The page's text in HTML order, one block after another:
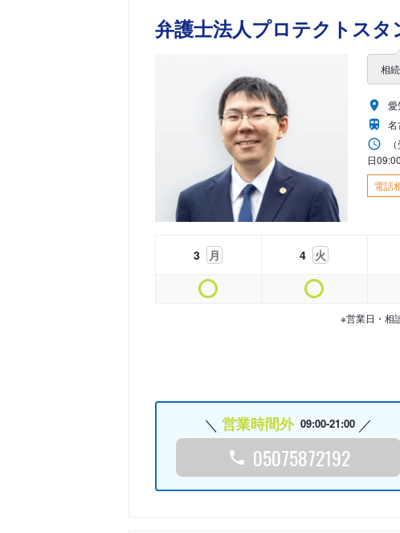
弁護士法人プロテクトスタ
相
愛
名
日
電話
3 月 4 火
※営業日・相
営業時間外 09:00-21:00
05075872192